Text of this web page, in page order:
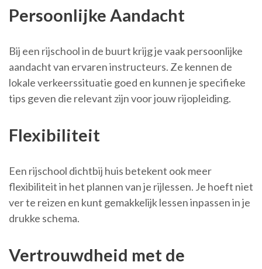
Persoonlijke Aandacht
Bij een rijschool in de buurt krijg je vaak persoonlijke
aandacht van ervaren instructeurs. Ze kennen de
lokale verkeerssituatie goed en kunnen je specifieke
tips geven die relevant zijn voor jouw rijopleiding.
Flexibiliteit
Een rijschool dichtbij huis betekent ook meer
flexibiliteit in het plannen van je rijlessen. Je hoeft niet
ver te reizen en kunt gemakkelijk lessen inpassen in je
drukke schema.
Vertrouwdheid met de